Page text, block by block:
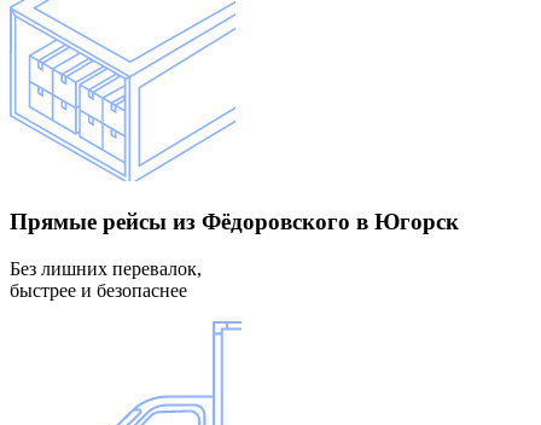
Прямые рейсы из Фёдоровского в Югорск
Без лишних перевалок,
быстрее и безопаснее